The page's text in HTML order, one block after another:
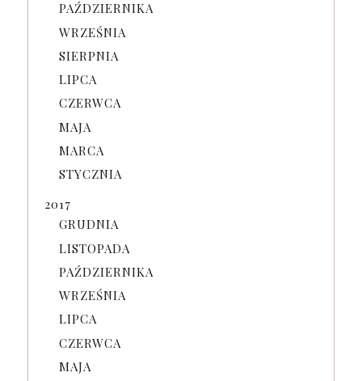
PAŹDZIERNIKA
WRZEŚNIA
SIERPNIA
LIPCA
CZERWCA
MAJA
MARCA
STYCZNIA
2017
GRUDNIA
LISTOPADA
PAŹDZIERNIKA
WRZEŚNIA
LIPCA
CZERWCA
MAJA